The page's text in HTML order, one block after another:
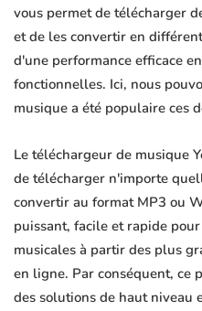
vous permet de télécharger
et de les convertir en
d'une performance efficace
fonctionnelles. Ici, nous
musique a été populaire ces
Le téléchargeur de musique
de télécharger n'importe
convertir au format MP3 ou
puissant, facile et rapide
musicales à partir des plus
en ligne. Par conséquent, ce
des solutions de haut niveau